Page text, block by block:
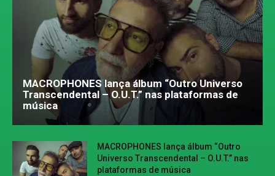
MACROPHONES lança álbum “Outro Universo
Transcendental – O.U.T.” nas plataformas de
música
MACROPHONES lança álbum “Outro
Universo Transcendental – O.U.T.” nas
plataformas de música